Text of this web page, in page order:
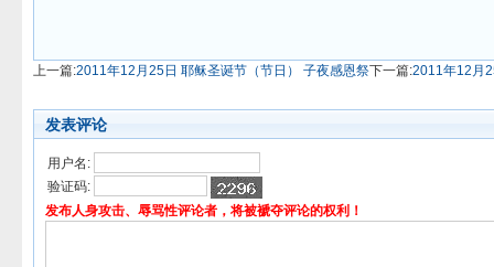
上一篇:2011年12月25日 耶稣圣诞节（节日） 子夜感恩祭下一篇:2011年12月
发表评论
用户名:
验证码:
发布人身攻击、辱骂性评论者，将被褫夺评论的权利！